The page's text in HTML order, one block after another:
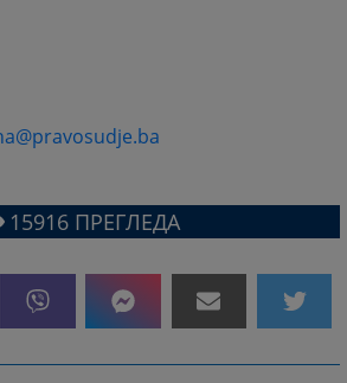
15916 ПРЕГЛЕДА